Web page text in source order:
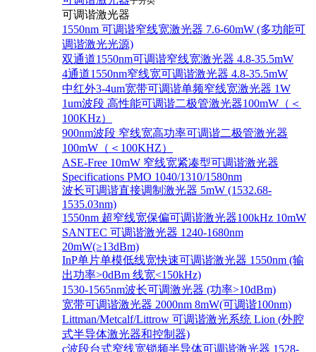
可调谐激光器
1550nm 可调谐窄线宽激光器 7.6-60mW (多功能可
调谐激光光源)
双通道1550nm可调谐窄线宽激光器 4.8-35.5mW
4通道1550nm窄线宽可调谐激光器 4.8-35.5mW
中红外3-4um宽带可调谐单频窄线宽激光器 1W
1um波段 高性能可调谐二极管激光器100mW（＜
100KHz）
900nm波段 窄线宽高功率可调谐二极管激光器
100mW（＜100KHZ）
ASE-Free 10mW 窄线宽紧凑型可调谐激光器
Specifications PMO 1040/1310/1580nm
波长可调谐直接调制激光器 5mW (1532.68-
1535.03nm)
1550nm 超窄线宽保偏可调谐激光器100kHz 10mW
SANTEC 可调谐激光器 1240-1680nm
20mW(≥13dBm)
InP单片单模低线宽快速可调谐激光器 1550nm (输
出功率>0dBm 线宽<150kHz)
1530-1565nm波长可调激光器 (功率>10dBm)
宽带可调谐激光器 2000nm 8mW(可调谐100nm)
Littman/Metcalf/Littrow 可调谐激光系统 Lion (外腔
式半导体激光器和控制器)
c波段台式窄线宽锁频半导体可调谐激光器 1528-